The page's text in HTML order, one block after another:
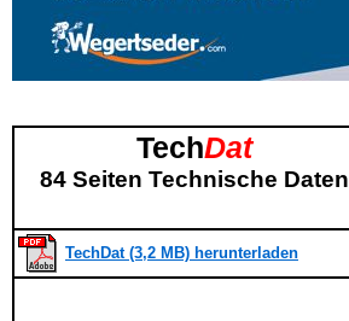
TechDat
84 Seiten Technische Daten
TechDat (3,2 MB) herunterladen